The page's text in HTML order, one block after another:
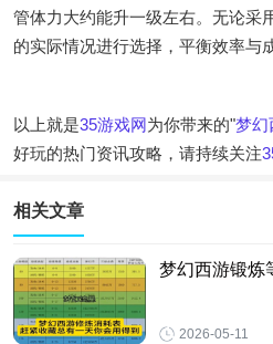
管体力大约能升一级左右。无论采
的实际情况进行选择，平衡效率与
以上就是35游戏网为你带来的"梦幻
好玩的热门资讯攻略，请持续关注
相关文章
梦幻西游锻炼
2026-05-11